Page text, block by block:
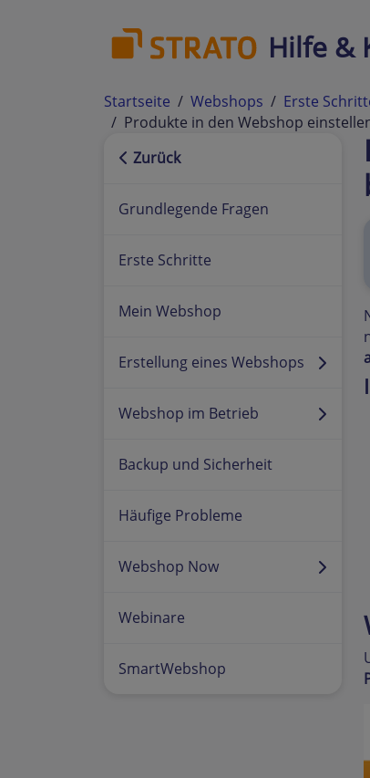
Hilfe &
Startseite Webshops
Erste
Produkte in den Webshop
Zurück
Grundlegende Fragen
Erste Schritte
Mein Webshop
Erstellung eines Webshops
Webshop im Betrieb
Backup und Sicherheit
Häufige Probleme
Webshop Now
Webinare
SmartWebshop